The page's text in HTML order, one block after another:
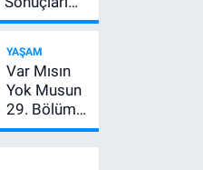
Rehber
Açıklandı!
Değiştirdi:
Muhtemel
Aşk,
MasterChef'i
Geride
YAŞAM
Var Mısın
Yok Musun
29. Bölüm
Ne Zaman?